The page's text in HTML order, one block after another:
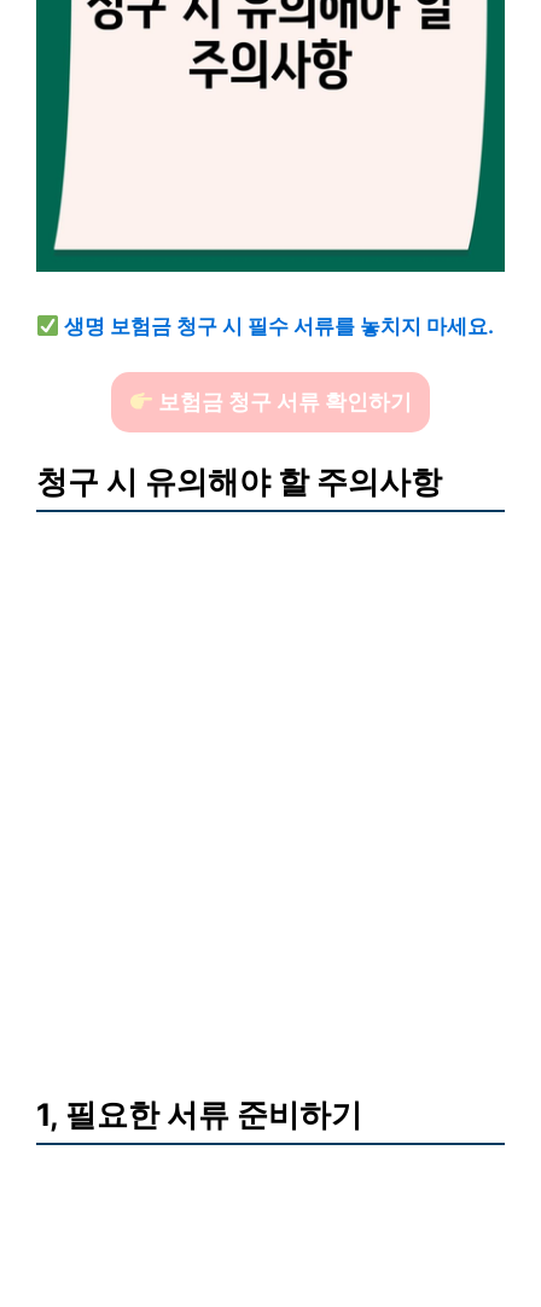
생명 보험금 청구 시 필수 서류를 놓치지 마세요.
보험금 청구 서류 확인하기
청구 시 유의해야 할 주의사항
1, 필요한 서류 준비하기